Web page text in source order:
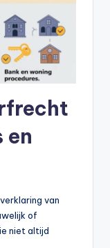
en
van
of
niet altijd